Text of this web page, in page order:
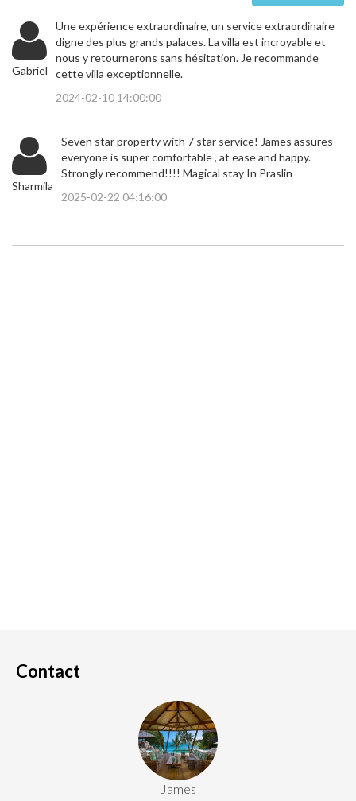
Gabriel
Une expérience extraordinaire, un service extraordinaire
digne des plus grands palaces. La villa est incroyable et
nous y retournerons sans hésitation. Je recommande
cette villa exceptionnelle.
2024-02-10 14:00:00
Sharmila
Seven star property with 7 star service! James assures
everyone is super comfortable , at ease and happy.
Strongly recommend!!!! Magical stay In Praslin
2025-02-22 04:16:00
Contact
James